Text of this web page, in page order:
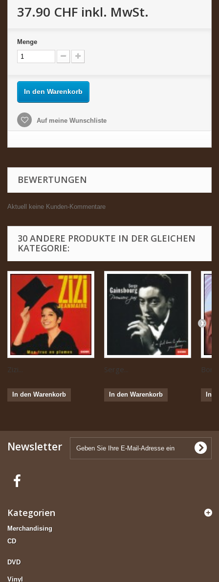
37.90 CHF inkl. MwSt.
Menge
In den Warenkorb
Auf meine Wunschliste
BEWERTUNGEN
Aktuell keine Kunden-Kommentare
30 ANDERE PRODUKTE IN DER GLEICHEN
KATEGORIE:
Zizi...
In den Warenkorb
Serge...
In den Warenkorb In
Newsletter
Kategorien
Merchandising
CD
DVD
Vinyl